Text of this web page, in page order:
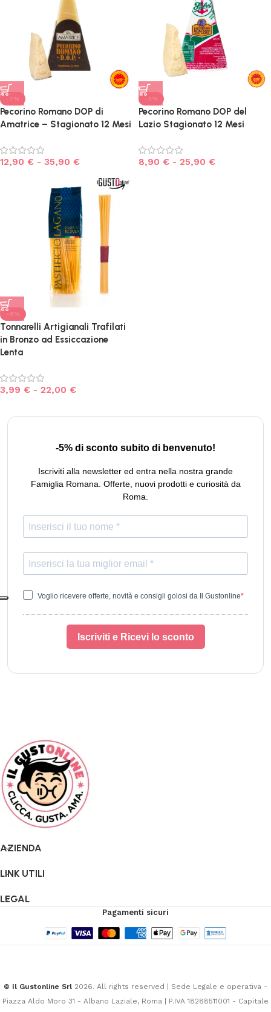
-7%
Pecorino Romano DOP di
Amatrice – Stagionato 12 Mesi
12,90 € - 35,90 €
-3%
Pecorino Romano DOP del
Lazio Stagionato 12 Mesi
8,90 € - 25,90 €
-8%
Tonnarelli Artigianali Trafilati
in Bronzo ad Essiccazione
Lenta
3,99 € - 22,00 €
-5% di sconto subito di benvenuto!
Iscriviti alla newsletter ed entra nella nostra grande
Famiglia Romana. Offerte, nuovi prodotti e curiosità da
Roma.
Voglio ricevere offerte, novità e consigli golosi da Il Gustonline
Iscriviti e Ricevi lo sconto
AZIENDA
LINK UTILI
LEGAL
Pagamenti sicuri
© Il Gustonline Srl 2026. All rights reserved | Sede Legale e operativa -
Piazza Aldo Moro 31 - Albano Laziale, Roma | P.IVA 18288511001 - Capitale